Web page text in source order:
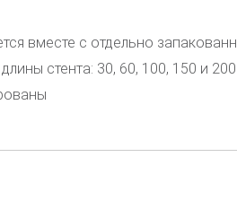
вместе с отдельно
стента: 30, 60, 100, 150 и